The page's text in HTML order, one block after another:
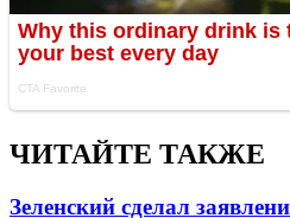
ЧИТАЙТЕ ТАКЖЕ
Зеленский сделал